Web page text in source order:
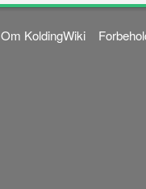
Om KoldingWiki